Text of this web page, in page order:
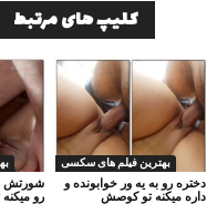
کلیپ های مرتبط
شورتش
رو
بهترین فیلم های سکسی
دختره رو به یه ور خوابونده و
داره میکنه تو کوصش